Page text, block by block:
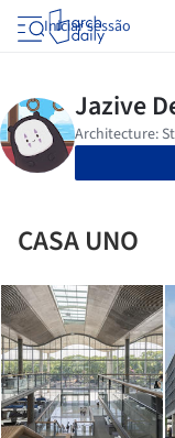
Iniciar sessão
CASA UNO